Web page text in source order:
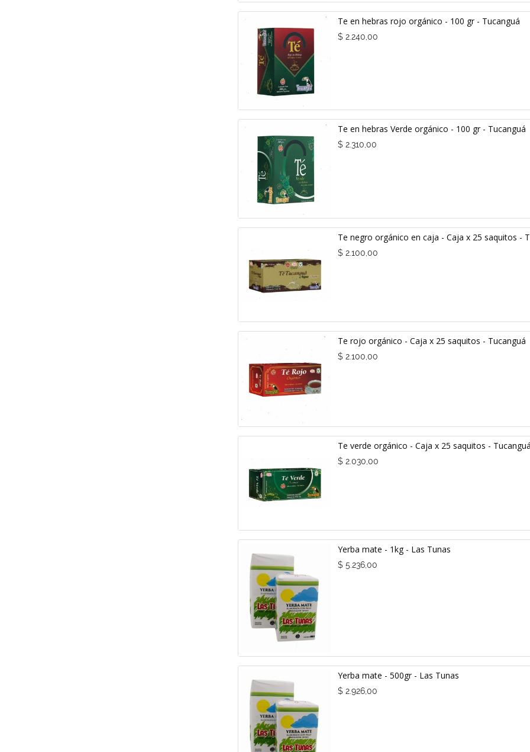
Te en hebras rojo orgánico - 100 gr - Tucanguá
$ 2.240,00
Te en hebras Verde orgánico - 100 gr - Tucanguá
$ 2.310,00
Te negro orgánico en caja - Caja x 25 saquitos -
$ 2.100,00
Te rojo orgánico - Caja x 25 saquitos - Tucanguá
$ 2.100,00
Te verde orgánico - Caja x 25 saquitos - Tucanguá
$ 2.030,00
Yerba mate - 1kg - Las Tunas
$ 5.236,00
Yerba mate - 500gr - Las Tunas
$ 2.926,00